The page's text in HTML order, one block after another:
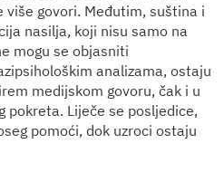
više govori. Međutim, suština i
nasilja, koji nisu samo na
mogu se objasniti
analizama, ostaju
medijskom govoru, čak i u
pokreta. Liječe se posljedice,
pomoći, dok uzroci ostaju